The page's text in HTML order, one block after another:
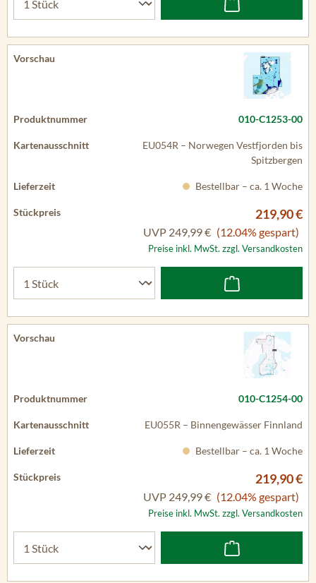
010-C1253-00
EU054R – Norwegen Vestfjorden bis
Spitzbergen
Bestellbar – ca. 1 Woche
219,90 €
UVP 249,99 € (12.04% gespart)
Preise inkl. MwSt. zzgl. Versandkosten
010-C1254-00
EU055R – Binnengewässer Finnland
Bestellbar – ca. 1 Woche
219,90 €
UVP 249,99 € (12.04% gespart)
Preise inkl. MwSt. zzgl. Versandkosten